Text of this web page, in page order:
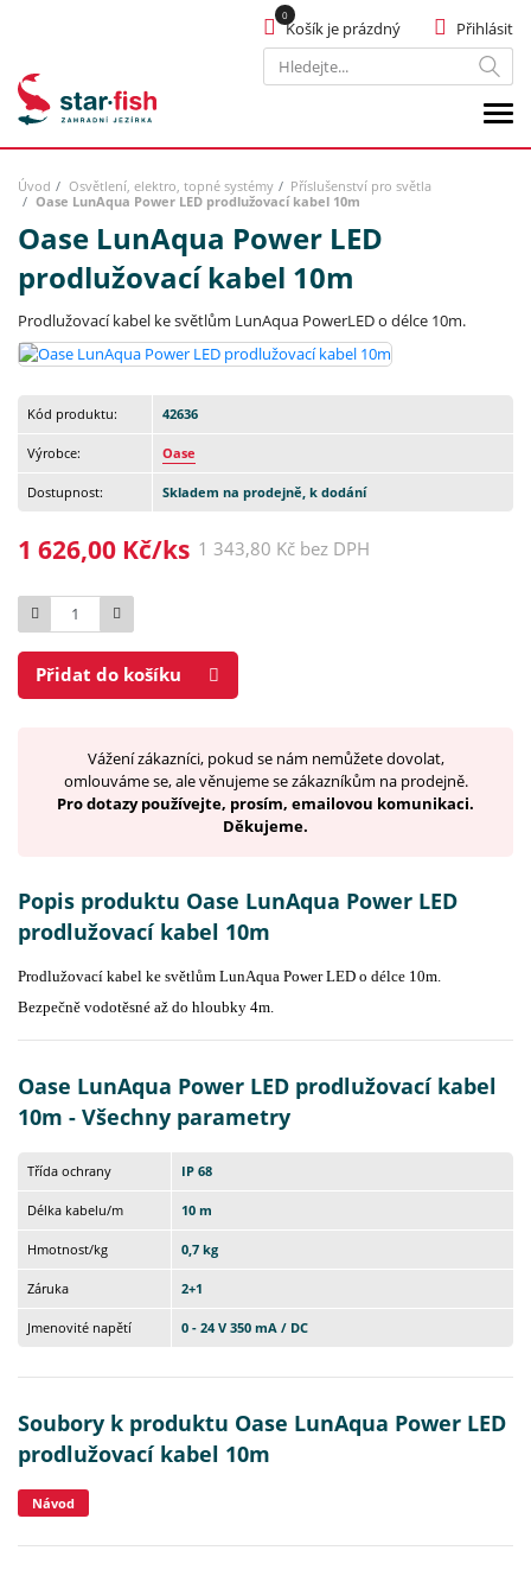
Hledat
Přihlásit
Košík je prázdný
Úvod Osvětlení, elektro, topné systémy
Příslušenství pro světla
Oase LunAqua Power LED prodlužovací kabel 10m
Oase LunAqua Power LED
prodlužovací kabel 10m
Prodlužovací kabel ke světlům LunAqua PowerLED o délce 10m.
Kód produktu: 42636
Výrobce: Oase
Dostupnost: Skladem na prodejně, k dodání
1 626,00 Kč/ks 1 343,80 Kč bez DPH
Počet
Přidat do košíku
Vážení zákazníci, pokud se nám nemůžete dovolat,
omlouváme se, ale věnujeme se zákazníkům na prodejně.
Pro dotazy používejte, prosím, emailovou komunikaci.
Děkujeme.
Popis produktu Oase LunAqua Power LED
prodlužovací kabel 10m
Prodlužovací kabel ke světlům LunAqua Power LED o délce 10m.
Bezpečně vodotěsné až do hloubky 4m.
Oase LunAqua Power LED prodlužovací kabel
10m - Všechny parametry
Třída ochrany IP 68
Délka kabelu/m 10 m
Hmotnost/kg 0,7 kg
Záruka 2+1
Jmenovité napětí 0 - 24 V 350 mA / DC
Soubory k produktu Oase LunAqua Power LED
prodlužovací kabel 10m
Návod